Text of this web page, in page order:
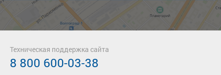
Техническая поддержка сайта
8 800 600-03-38